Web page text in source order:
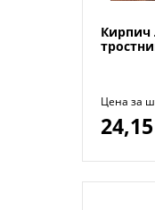
Кирпич
Цена за
24,15